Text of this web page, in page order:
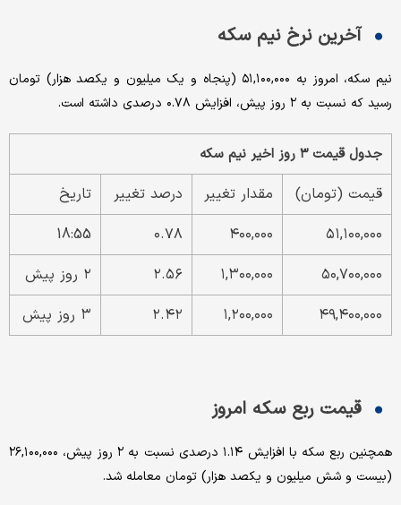
آخرین نرخ نیم سکه
نیم سکه، امروز به ۵۱,۱۰۰,۰۰۰ (پنجاه و یک میلیون و یکصد هزار) تومان
رسید که نسبت به ۲ روز پیش، افزایش ۰.۷۸ درصدی داشته است.
جدول قیمت ۳ روز اخیر نیم سکه
قیمت (تومان) مقدار تغییر درصد تغییر
تاریخ
۵۱,۱۰۰,۰۰۰
۴۰۰,۰۰۰ ۰.۷۸
18:55
۵۰,۷۰۰,۰۰۰
۱,۳۰۰,۰۰۰ ۲.۵۶
۲ روز پیش
۴۹,۴۰۰,۰۰۰
۱,۲۰۰,۰۰۰ ۲.۴۲ ۳ روز پیش
قیمت ربع سکه امروز
همچنین ربع سکه با افزایش ۱.۱۴ درصدی نسبت به ۲ روز پیش، ۲۶,۱۰۰,۰۰۰
(بیست و شش میلیون و یکصد هزار) تومان معامله شد.